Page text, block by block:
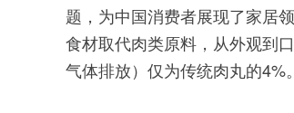
题，为中国消费者展现了家居
食材取代肉类原料，从外观到
气体排放）仅为传统肉丸的4%。